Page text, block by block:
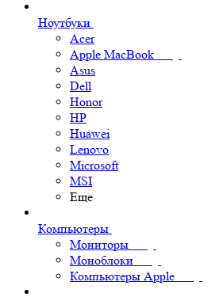
Ноутбуки
Acer
Apple MacBook
Asus
Dell
Honor
HP
Huawei
Lenovo
Microsoft
MSI
Еще
Компьютеры
Мониторы
Моноблоки
Компьютеры Apple